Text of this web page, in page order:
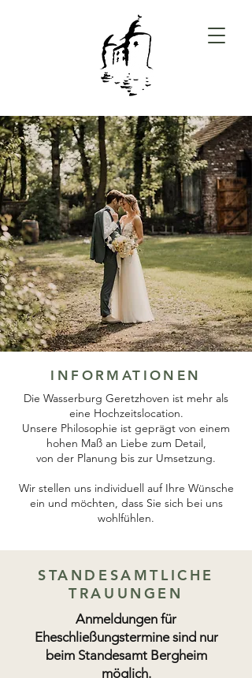
INFORMATIONEN
Die Wasserburg Geretzhoven ist mehr als
eine Hochzeitslocation.
Unsere Philosophie ist geprägt von einem
hohen Maß an Liebe zum Detail,
von der Planung bis zur Umsetzung.
Wir stellen uns individuell auf Ihre Wünsche
ein und möchten, dass Sie sich bei uns
wohlfühlen.
STANDESAMTLICHE
TRAUUNGEN
Anmeldungen für
Eheschließungstermine sind nur
beim Standesamt Bergheim
möglich.